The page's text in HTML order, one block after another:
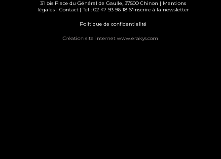
31 bis Place du Général de Gaulle, 37500 Chinon | Mentions
légales| Contact| Tel : 02 47 93 96 18 S'inscrire à la newsletter
Politique de confidentialité
Création site internet www.erakys.com